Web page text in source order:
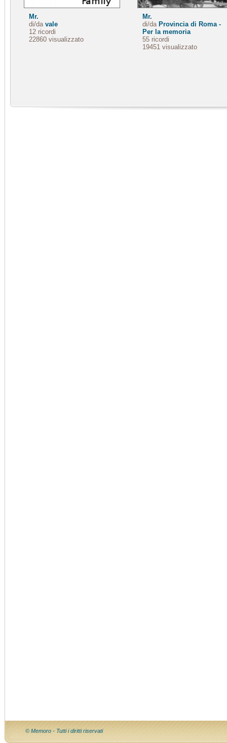
Mr.
di/da vale
12 ricordi
22860 visualizzato
Mr.
di/da Provincia di Roma -
Per la memoria
55 ricordi
19451 visualizzato
© Memoro - Tutti i diritti riservati